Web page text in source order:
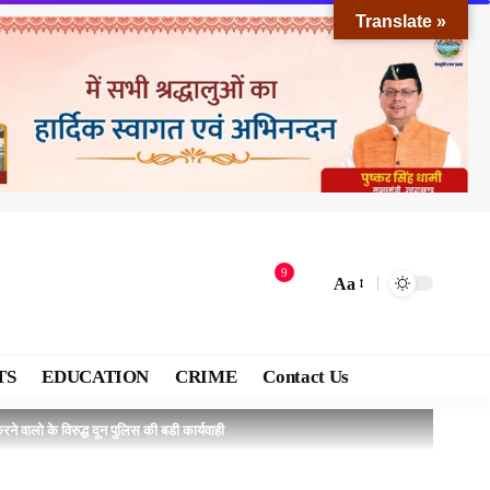
9
Aa
EDUCATION CRIME Contact Us
वालो के विरुद्ध दून पुलिस की बडी कार्यवाही
Translate »